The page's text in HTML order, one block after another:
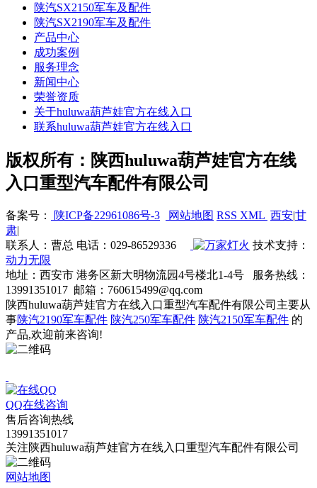
陕汽SX2150军车及配件
陕汽SX2190军车及配件
产品中心
成功案例
服务理念
新闻中心
荣誉资质
关于huluwa葫芦娃官方在线入口
联系huluwa葫芦娃官方在线入口
版权所有：陕西huluwa葫芦娃官方在线
入口重型汽车配件有限公司
备案号： 陕ICP备22961086号-3 网站地图 RSS XML 西安|甘
肃|
联系人：曹总 电话：029-86529336
技术支持：
动力无限
地址：西安市 港务区新大明物流园4号楼北1-4号 服务热线：
13991351017 邮箱：760615499@qq.com
陕西huluwa葫芦娃官方在线入口重型汽车配件有限公司主要从
事陕汽2190军车配件 陕汽250军车配件 陕汽2150军车配件 的
产品,欢迎前来咨询!
QQ在线咨询
售后咨询热线
13991351017
关注陕西huluwa葫芦娃官方在线入口重型汽车配件有限公司
网站地图